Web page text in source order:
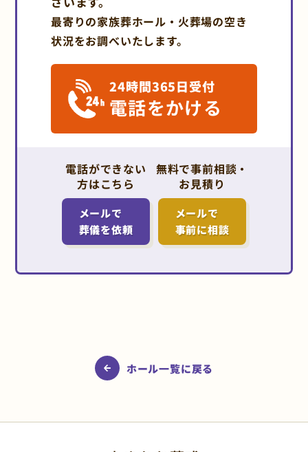
最寄りの家族葬ホール・火葬場の空き
状況をお調べいたします。
24時間365日受付
電話をかける
電話ができない
方はこちら
メールで
葬儀を依頼
無料で事前相談・
お見積り
メールで
事前に相談
ホール一覧に戻る